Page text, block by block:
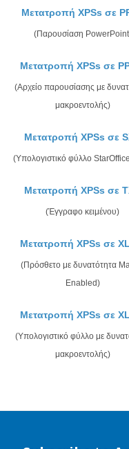
Μετατροπή XPSs σε
(Παρουσίαση
Μετατροπή XPSs σε
(Αρχείο παρουσίασης με
μακροεντολής)
Μετατροπή XPSs σε
(Υπολογιστικό φύλλο
Μετατροπή XPSs σε
(Έγγραφο κειμένου)
Μετατροπή XPSs σε
(Πρόσθετο με δυνατότητα
Enabled)
Μετατροπή XPSs σε
(Υπολογιστικό φύλλο με
μακροεντολής)